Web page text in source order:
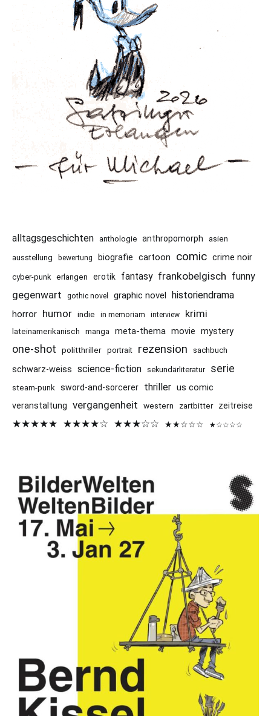
alltagsgeschichten anthologie anthropomorph asien
ausstellung bewertung biografie cartoon comic crime noir
cyber-punk erlangen erotik fantasy frankobelgisch funny
gegenwart gothic novel graphic novel historiendrama
horror humor indie in memoriam interview krimi
lateinamerikanisch manga meta-thema movie mystery
one-shot politthriller portrait rezension sachbuch
schwarz-weiss science-fiction sekundärliteratur serie
steam-punk sword-and-sorcerer thriller us comic
veranstaltung vergangenheit western zartbitter zeitreise
★★★★★ ★★★★☆ ★★★☆☆ ★★☆☆☆ ★☆☆☆☆